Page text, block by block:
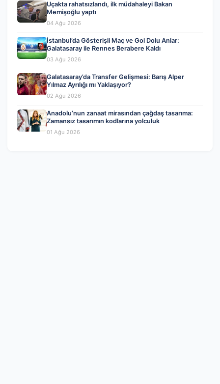
Uçakta rahatsızlandı, ilk müdahaleyi Bakan
Memişoğlu yaptı
04 Ağu 2026
İstanbul’da Gösterişli Maç ve Gol Dolu Anlar:
Galatasaray ile Rennes Berabere Kaldı
03 Ağu 2026
Galatasaray’da Transfer Gelişmesi: Barış Alper
Yılmaz Ayrılığı mı Yaklaşıyor?
02 Ağu 2026
Anadolu’nun zanaat mirasından çağdaş tasarıma:
Zamansız tasarımın kodlarına yolculuk
01 Ağu 2026